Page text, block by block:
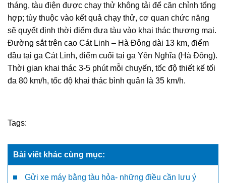
tháng, tàu điện được chạy thử không tải để căn chỉnh tổng
hợp; tùy thuộc vào kết quả chạy thử, cơ quan chức năng
sẽ quyết định thời điểm đưa tàu vào khai thác thương mại.
Đường sắt trên cao Cát Linh – Hà Đông dài 13 km, điểm
đầu tại ga Cát Linh, điểm cuối tại ga Yên Nghĩa (Hà Đông).
Thời gian khai thác 3-5 phút mỗi chuyến, tốc độ thiết kế tối
đa 80 km/h, tốc độ khai thác bình quân là 35 km/h.
Tags:
Bài viết khác cùng mục:
Gửi xe máy bằng tàu hỏa- những điều cần lưu ý